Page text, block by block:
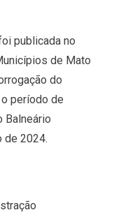
publicada no
de Mato
do
período de
Balneário
de 2024.